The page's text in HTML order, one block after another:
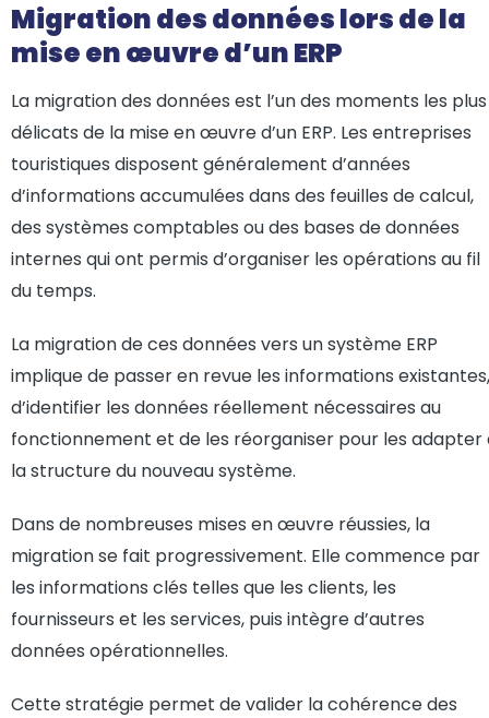
Migration des données lors de la
mise en œuvre d’un ERP
La migration des données est l’un des moments les plus
délicats de la mise en œuvre d’un ERP. Les entreprises
touristiques disposent généralement d’années
d’informations accumulées dans des feuilles de calcul,
des systèmes comptables ou des bases de données
internes qui ont permis d’organiser les opérations au fil
du temps.
La migration de ces données vers un système ERP
implique de passer en revue les informations existantes,
d’identifier les données réellement nécessaires au
fonctionnement et de les réorganiser pour les adapter
la structure du nouveau système.
Dans de nombreuses mises en œuvre réussies, la
migration se fait progressivement. Elle commence par
les informations clés telles que les clients, les
fournisseurs et les services, puis intègre d’autres
données opérationnelles.
Cette stratégie permet de valider la cohérence des